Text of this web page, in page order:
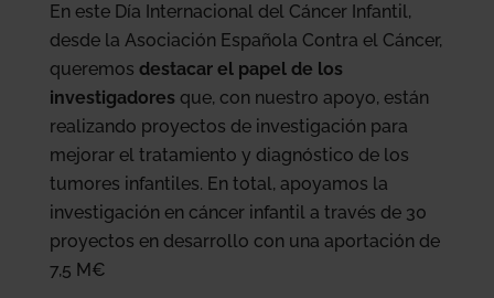
En este Día Internacional del Cáncer Infantil,
desde la Asociación Española Contra el Cáncer,
queremos destacar el papel de los
investigadores que, con nuestro apoyo, están
realizando proyectos de investigación para
mejorar el tratamiento y diagnóstico de los
tumores infantiles. En total, apoyamos la
investigación en cáncer infantil a través de 30
proyectos en desarrollo con una aportación de
7,5 M€